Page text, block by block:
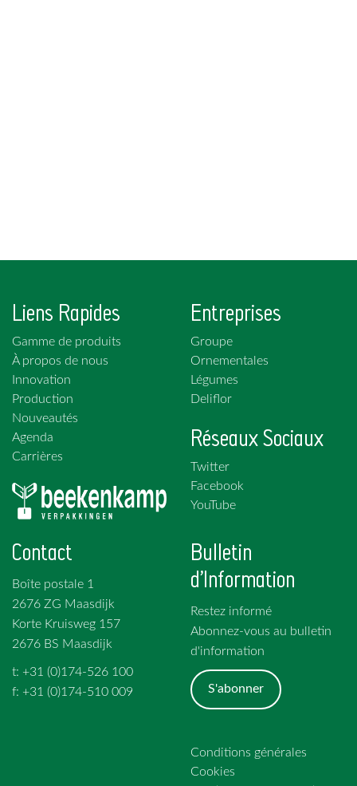
Liens Rapides
Gamme de produits
À propos de nous
Innovation
Production
Nouveautés
Agenda
Carrières
Entreprises
Groupe
Ornementales
Légumes
Deliflor
Réseaux Sociaux
Twitter
Facebook
YouTube
Contact
Boîte postale 1
2676 ZG Maasdijk
Korte Kruisweg 157
2676 BS Maasdijk
t: +31 (0)174-526 100
f: +31 (0)174-510 009
Bulletin
d'Information
Restez informé
Abonnez-vous au bulletin
d'information
S'abonner
Conditions générales
Cookies